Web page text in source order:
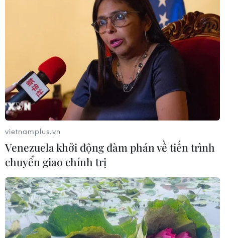
Thanh Hóa: Bảo tồn thành công 3 loài lan
Ban Quản lý Khu bảo tồn thiên nhiên Xuân Liên đã nhân
giống được 45.320 cây lan của 3 loài lan Hài Vân Bắc,
lan Hài Lông và lan Thủy Tiên Hường.
vietnamplus.vn
Venezuela khởi động đàm phán về tiến trình
chuyển giao chính trị